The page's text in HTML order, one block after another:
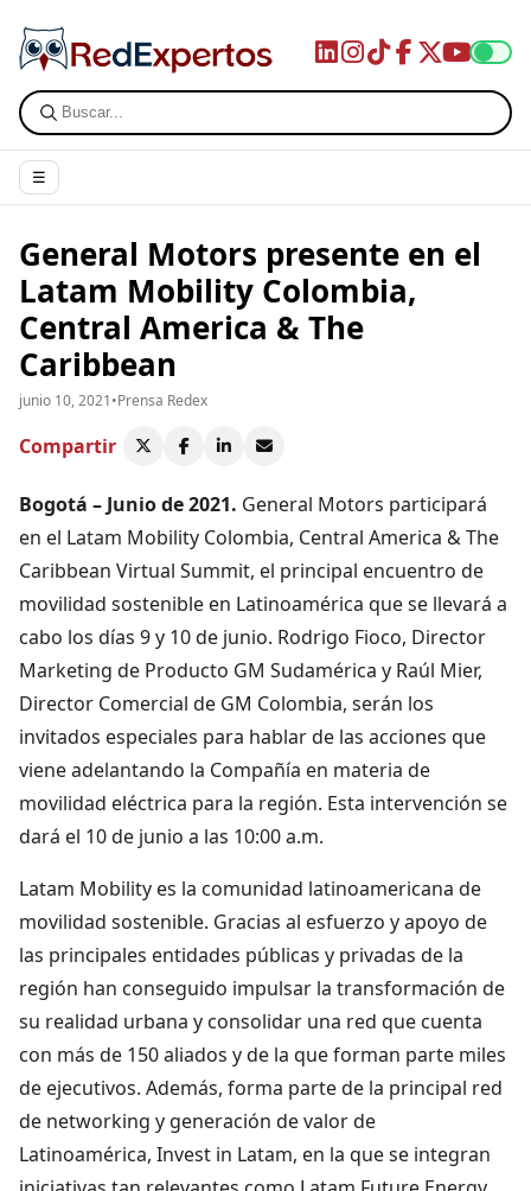
☰
General Motors presente en el
Latam Mobility Colombia,
Central America & The
Caribbean
junio 10, 2021•Prensa Redex
Compartir
Bogotá – Junio de 2021. General Motors participará
en el Latam Mobility Colombia, Central America & The
Caribbean Virtual Summit, el principal encuentro de
movilidad sostenible en Latinoamérica que se llevará a
cabo los días 9 y 10 de junio. Rodrigo Fioco, Director
Marketing de Producto GM Sudamérica y Raúl Mier,
Director Comercial de GM Colombia, serán los
invitados especiales para hablar de las acciones que
viene adelantando la Compañía en materia de
movilidad eléctrica para la región. Esta intervención se
dará el 10 de junio a las 10:00 a.m.
Latam Mobility es la comunidad latinoamericana de
movilidad sostenible. Gracias al esfuerzo y apoyo de
las principales entidades públicas y privadas de la
región han conseguido impulsar la transformación de
su realidad urbana y consolidar una red que cuenta
con más de 150 aliados y de la que forman parte miles
de ejecutivos. Además, forma parte de la principal red
de networking y generación de valor de
Latinoamérica, Invest in Latam, en la que se integran